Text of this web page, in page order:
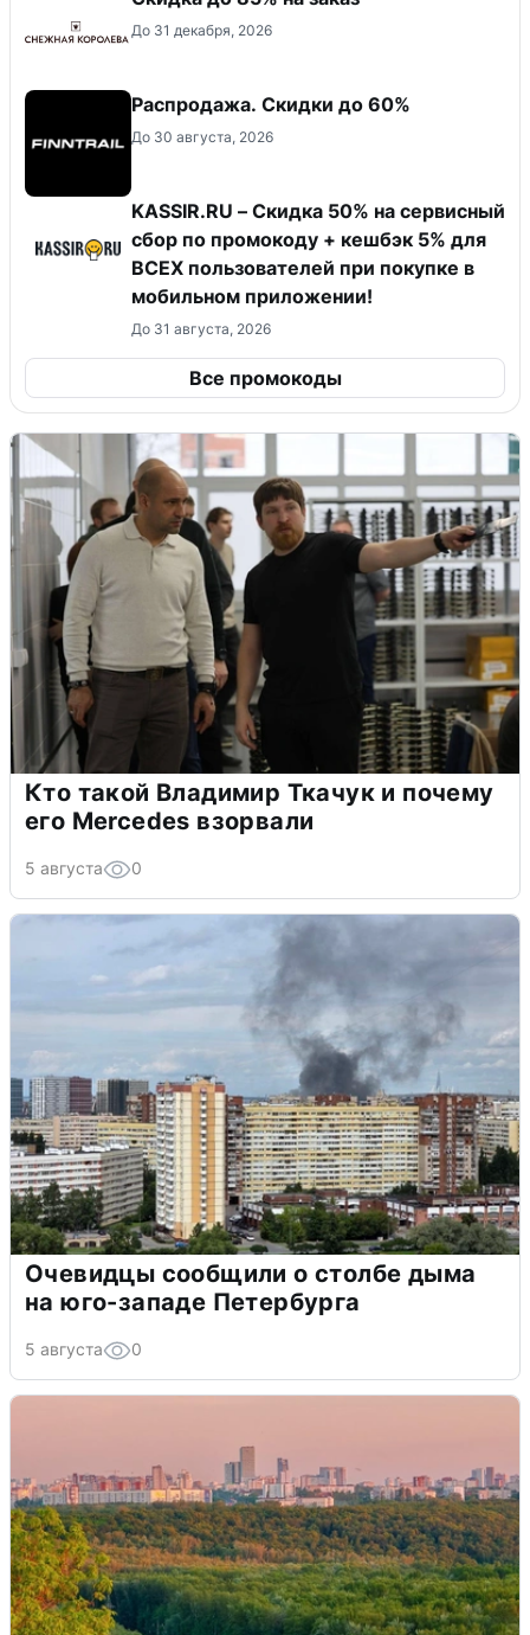
До 31 декабря, 2026
Распродажа. Скидки до 60%
До 30 августа, 2026
KASSIR.RU – Скидка 50% на сервисный
сбор по промокоду + кешбэк 5% для
ВСЕХ пользователей при покупке в
мобильном приложении!
До 31 августа, 2026
Все промокоды
Кто такой Владимир Ткачук и почему
его Mercedes взорвали
5 августа 0
Очевидцы сообщили о столбе дыма
на юго-западе Петербурга
5 августа 0